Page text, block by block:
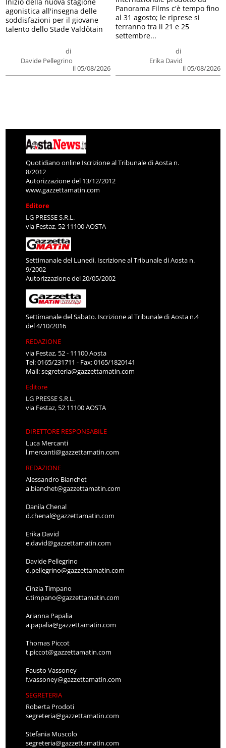
di
Davide Pellegrino
il 05/08/2026
agonistica all'insegna delle
soddisfazioni per il giovane
talento dello Stade Valdôtain
di
Erika David
il 05/08/2026
Panorama Films c'è tempo fino
al 31 agosto; le riprese si
terranno tra il 21 e 25
settembre...
Quotidiano online Iscrizione al Tribunale di Aosta n.
8/2012
Autorizzazione del 13/12/2012
www.gazzettamatin.com
Editore
LG PRESSE S.R.L.
via Festaz, 52 11100 AOSTA
Settimanale del Lunedì. Iscrizione al Tribunale di Aosta n.
9/2002
Autorizzazione del 20/05/2002
Settimanale del Sabato. Iscrizione al Tribunale di Aosta n.4
del 4/10/2016
REDAZIONE
via Festaz, 52 - 11100 Aosta
Tel: 0165/231711 - Fax: 0165/1820141
Mail:segreteria@gazzettamatin.com
Editore
LG PRESSE S.R.L.
via Festaz, 52 11100 AOSTA
DIRETTORE RESPONSABILE
Luca Mercanti
l.mercanti@gazzettamatin.com
REDAZIONE
Alessandro Bianchet
a.bianchet@gazzettamatin.com
Danila Chenal
d.chenal@gazzettamatin.com
Erika David
e.david@gazzettamatin.com
Davide Pellegrino
d.pellegrino@gazzettamatin.com
Cinzia Timpano
c.timpano@gazzettamatin.com
Arianna Papalia
a.papalia@gazzettamatin.com
Thomas Piccot
t.piccot@gazzettamatin.com
Fausto Vassoney
f.vassoney@gazzettamatin.com
SEGRETERIA
Roberta Prodoti
segreteria@gazzettamatin.com
Stefania Muscolo
segreteria@gazzettamatin.com